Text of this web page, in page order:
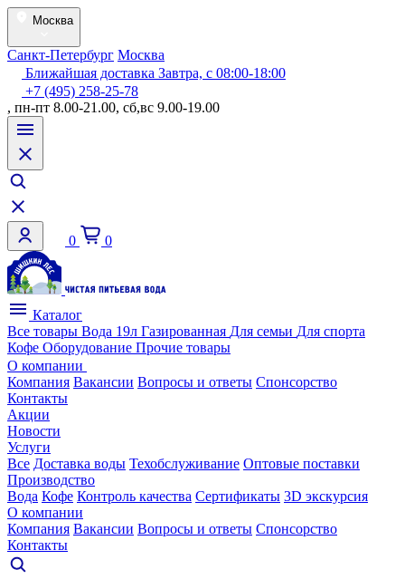
Москва
Санкт-Петербург Москва
Ближайшая доставка Завтра, с 08:00-18:00
+7 (495) 258-25-78
, пн-пт 8.00-21.00, сб,вс 9.00-19.00
0 0
Каталог
Все товары Вода 19л Газированная Для семьи Для спорта
Кофе Оборудование Прочие товары
О компании
Компания Вакансии Вопросы и ответы Спонсорство
Контакты
Акции
Новости
Услуги
Все Доставка воды Техобслуживание Оптовые поставки
Производство
Вода Кофе Контроль качества Сертификаты 3D экскурсия
О компании
Компания Вакансии Вопросы и ответы Спонсорство
Контакты